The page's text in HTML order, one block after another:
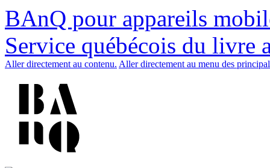
BAnQ pour appareils
Service québécois du livre
Aller directement au contenu. Aller directement au menu des